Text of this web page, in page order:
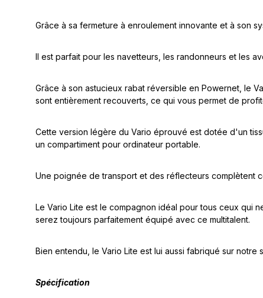
Grâce à sa fermeture à enroulement innovante et à son
Il est parfait pour les navetteurs, les randonneurs et les
Grâce à son astucieux rabat réversible en Powernet, le
sont entièrement recouverts, ce qui vous permet de
Cette version légère du Vario éprouvé est dotée d'un
un compartiment pour ordinateur portable.
Une poignée de transport et des réflecteurs complètent
Le Vario Lite est le compagnon idéal pour tous ceux qui
serez toujours parfaitement équipé avec ce multitalent.
Bien entendu, le Vario Lite est lui aussi fabriqué sur
Spécification